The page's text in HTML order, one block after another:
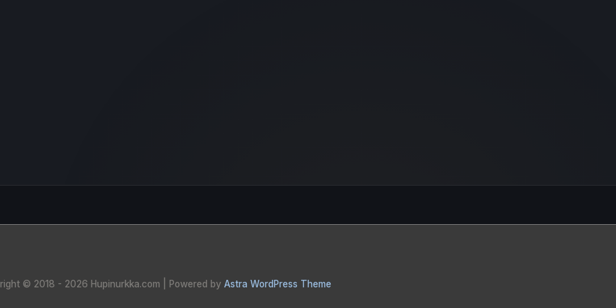
© 2018 - 2026 Hupinurkka.com | Powered by Astra WordPress Theme